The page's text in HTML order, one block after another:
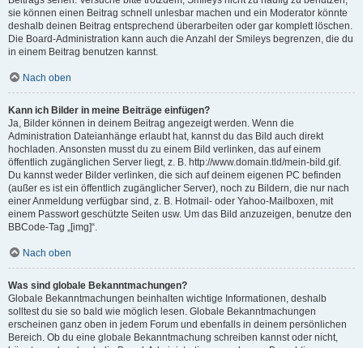
sie können einen Beitrag schnell unlesbar machen und ein Moderator könnte
deshalb deinen Beitrag entsprechend überarbeiten oder gar komplett löschen.
Die Board-Administration kann auch die Anzahl der Smileys begrenzen, die du
in einem Beitrag benutzen kannst.
Nach oben
Kann ich Bilder in meine Beiträge einfügen?
Ja, Bilder können in deinem Beitrag angezeigt werden. Wenn die
Administration Dateianhänge erlaubt hat, kannst du das Bild auch direkt
hochladen. Ansonsten musst du zu einem Bild verlinken, das auf einem
öffentlich zugänglichen Server liegt, z. B. http://www.domain.tld/mein-bild.gif.
Du kannst weder Bilder verlinken, die sich auf deinem eigenen PC befinden
(außer es ist ein öffentlich zugänglicher Server), noch zu Bildern, die nur nach
einer Anmeldung verfügbar sind, z. B. Hotmail- oder Yahoo-Mailboxen, mit
einem Passwort geschützte Seiten usw. Um das Bild anzuzeigen, benutze den
BBCode-Tag „[img]“.
Nach oben
Was sind globale Bekanntmachungen?
Globale Bekanntmachungen beinhalten wichtige Informationen, deshalb
solltest du sie so bald wie möglich lesen. Globale Bekanntmachungen
erscheinen ganz oben in jedem Forum und ebenfalls in deinem persönlichen
Bereich. Ob du eine globale Bekanntmachung schreiben kannst oder nicht,